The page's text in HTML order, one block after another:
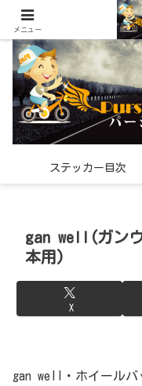
世界中で見つけた
ステッカー目次
gan well(ガン
本用)
X
gan well・ホイールバ
メニュー